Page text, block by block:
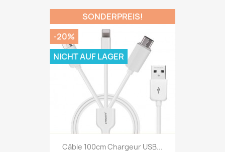
Câble 100cm Chargeur USB...
SONDERPREIS!
-20%
NICHT AUF LAGER